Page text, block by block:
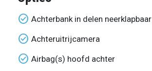
check_circle Achterbank in delen neerklapbaar
check_circle Achteruitrijcamera
check_circle Airbag(s) hoofd achter